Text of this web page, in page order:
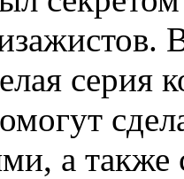
серия
а также